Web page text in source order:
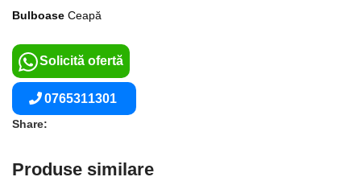
Bulboase Ceapă
Solicită ofertă
0765311301
Share:
Produse similare